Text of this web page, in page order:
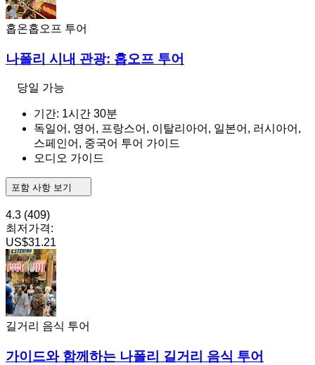
홉온홉오프 투어
나폴리 시내 관광: 홉오프 투어
당일 가능
기간: 1시간 30분
독일어, 영어, 프랑스어, 이탈리아어, 일본어, 러시아어,
스페인어, 중국어 투어 가이드
오디오 가이드
포함 사항 보기
4.3 (409)
최저가격:
US$31.21
길거리 음식 투어
가이드와 함께하는 나폴리 길거리 음식 투어